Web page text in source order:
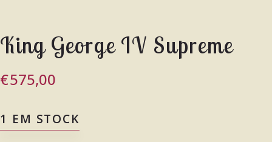
King George IV Supreme
€575,00
1 EM STOCK